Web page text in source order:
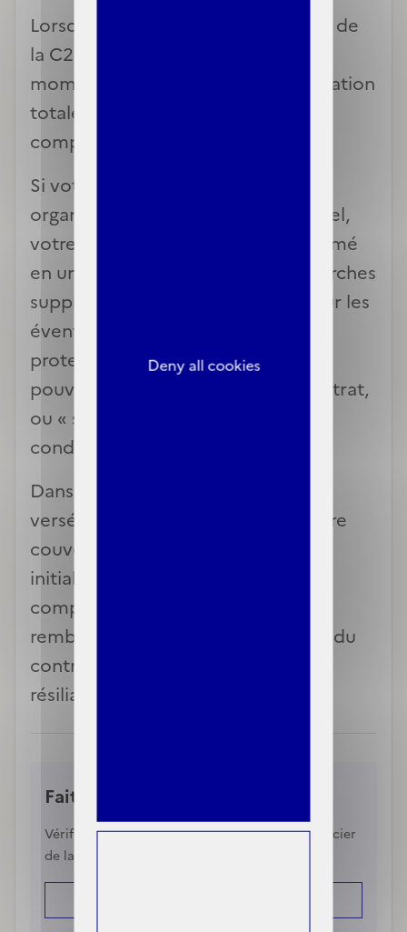
Deny all cookies
Lorsque vous devenez bénéficiaire de
la C2S, vous pouvez obtenir à tout
moment, à votre demande, la résiliation
totale de votre couverture santé
complémentaire en cours.
Si votre C2S est gérée par votre
organisme complémentaire habituel,
votre contrat en cours est transformé
en une « garantie C2S » sans démarches
supplémentaires de votre part. Pour les
éventuelles garanties excédant la
protection offerte par la C2S, vous
pouvez souscrire un deuxième contrat,
ou « sur-complémentaire », aux
conditions tarifaires classiques.
Dans tous les cas, si vous avez déjà
versé les cotisations relatives à votre
couverture santé complémentaire
initiale, votre organisme
complémentaire doit vous les
rembourser au prorata de la durée du
contrat restant à courir après la
résiliation.
Faites une simulation
Vérifiez en quelques clics si vous pouvez bénéficier
de la C2S ou d'autres droits sociaux.